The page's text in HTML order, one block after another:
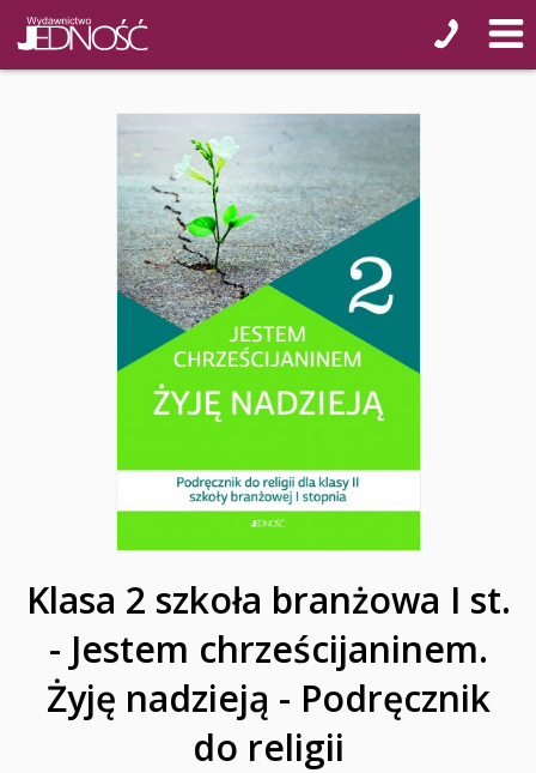
Klasa 2 szkoła branżowa I st.
- Jestem chrześcijaninem.
Żyję nadzieją - Podręcznik
do religii